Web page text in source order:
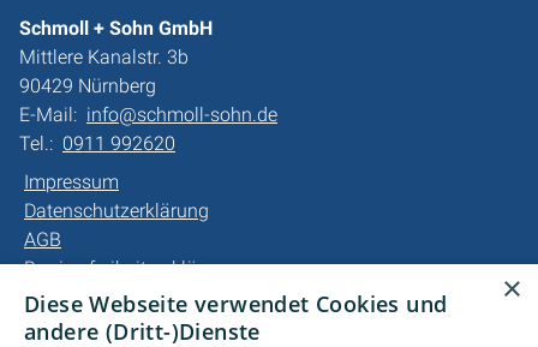
Schmoll + Sohn GmbH
Mittlere Kanalstr. 3b
90429 Nürnberg
E-Mail: info@schmoll-sohn.de
Tel.: 0911 992620
Impressum
Datenschutzerklärung
AGB
Barrierefreiheitserklärung
Unsere Bereiche
×
Diese Webseite verwendet Cookies und
andere (Dritt-)Dienste